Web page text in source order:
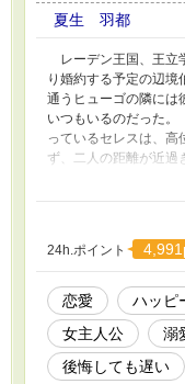
夏生 羽都
レーデン王国、王立
り婚約する予定の辺境
通うヒューゴの隣には
いつもいるのだった
っているセレスは、高
ず、二人の距離が近
ューゴとの交流会の
きたニーナにチケッ
れないか？」ヒュー
馬車がないセレスは徒
歩くセレスは、帰り道
レスを偶然見かけて声
レスと同じクラスの
って創作された物語で
る方は、ブラウザバ
拝読させていただいて
24h.ポイント
恋愛 ハッピ
女主人公
溺
後悔しても遅い